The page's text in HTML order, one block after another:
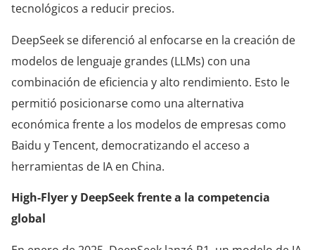
tecnológicos a reducir precios.
DeepSeek se diferenció al enfocarse en la creación de
modelos de lenguaje grandes (LLMs) con una
combinación de eficiencia y alto rendimiento. Esto le
permitió posicionarse como una alternativa
económica frente a los modelos de empresas como
Baidu y Tencent, democratizando el acceso a
herramientas de IA en China.
High-Flyer y DeepSeek frente a la competencia
global